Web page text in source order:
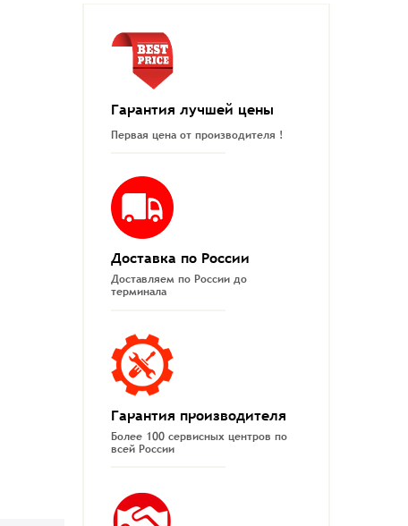
Гарантия лучшей цены
Первая цена от производителя !
Доставка по России
Доставляем по России до
терминала
Гарантия производителя
Более 100 сервисных центров по
всей России